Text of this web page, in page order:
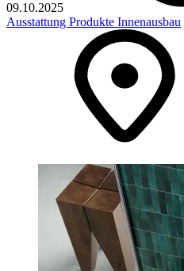
09.10.2025
Ausstattung Produkte Innenausbau